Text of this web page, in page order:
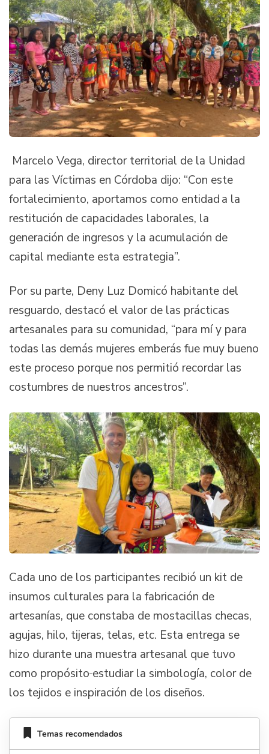
Marcelo Vega, director territorial de la Unidad
para las Víctimas en Córdoba dijo: “Con este
fortalecimiento, aportamos como entidad a la
restitución de capacidades laborales, la
generación de ingresos y la acumulación de
capital mediante esta estrategia”.
Por su parte, Deny Luz Domicó habitante del
resguardo, destacó el valor de las prácticas
artesanales para su comunidad, “para mí y para
todas las demás mujeres emberás fue muy bueno
este proceso porque nos permitió recordar las
costumbres de nuestros ancestros”.
Cada uno de los participantes recibió un kit de
insumos culturales para la fabricación de
artesanías, que constaba de mostacillas checas,
agujas, hilo, tijeras, telas, etc. Esta entrega se
hizo durante una muestra artesanal que tuvo
como propósito estudiar la simbología, color de
los tejidos e inspiración de los diseños.
Temas recomendados